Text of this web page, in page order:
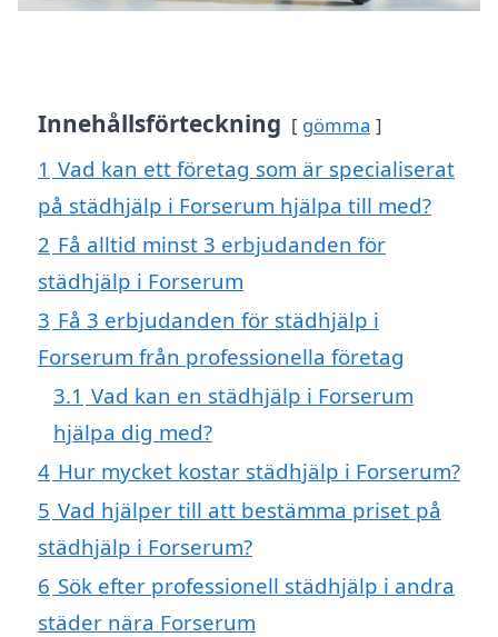
Innehållsförteckning gömma
1 Vad kan ett företag som är specialiserat
på städhjälp i Forserum hjälpa till med?
2 Få alltid minst 3 erbjudanden för
städhjälp i Forserum
3 Få 3 erbjudanden för städhjälp i
Forserum från professionella företag
3.1 Vad kan en städhjälp i Forserum
hjälpa dig med?
4 Hur mycket kostar städhjälp i Forserum?
5 Vad hjälper till att bestämma priset på
städhjälp i Forserum?
6 Sök efter professionell städhjälp i andra
städer nära Forserum